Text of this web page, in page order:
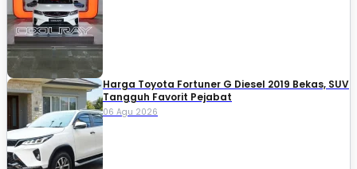
Harga Toyota Fortuner G Diesel 2019 Bekas, SUV
Tangguh Favorit Pejabat
06 Agu 2026